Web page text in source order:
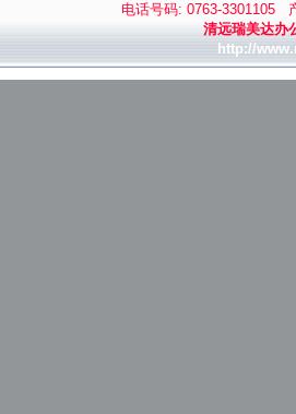
电话号码: 0763-3301105
清远瑞美达办
http://